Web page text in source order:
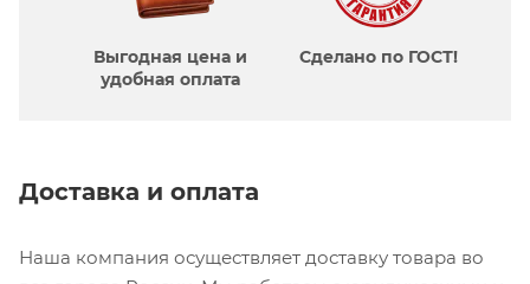
Выгодная цена и
удобная оплата
Сделано по ГОСТ!
Доставка и оплата
Наша компания осуществляет доставку товара во